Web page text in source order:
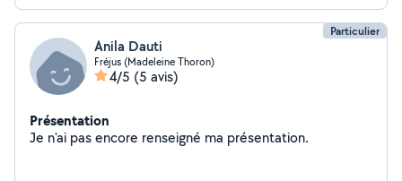
Particulier
Anila Dauti
Fréjus (Madeleine Thoron)
4/5 (5 avis)
Présentation
Je n'ai pas encore renseigné ma présentation.